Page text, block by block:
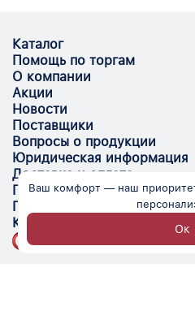
Каталог
Помощь по торгам
О компании
Акции
Новости
Поставщики
Вопросы о продукции
Юридическая информация
Доставка и оплата
Поставщикам
Помощь
Контакты
Ваш комфорт — наш
Ок